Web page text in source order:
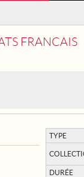
FRANCAIS
TYPE
DURÉE